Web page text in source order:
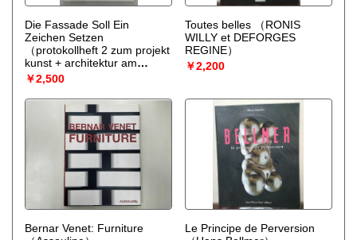
Die Fassade Soll Ein
Zeichen Setzen
（protokollheft 2 zum projekt
kunst + architektur am
bahnhof ost basel）
（ZWIMPFER, Hans）
￥2,500
Toutes belles
（RONIS
WILLY et DEFORGES
REGINE）
￥2,200
Bernar Venet: Furniture
Le Principe de Perversion